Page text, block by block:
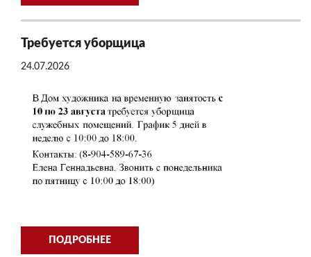
Требуется уборщица
24.07.2026
ПОДРОБНЕЕ